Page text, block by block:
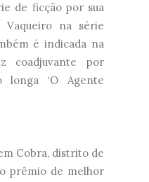
de ficção por sua
Vaqueiro na série
é indicada na
coadjuvante por
longa ‘O Agente
Cobra, distrito de
prêmio de melhor